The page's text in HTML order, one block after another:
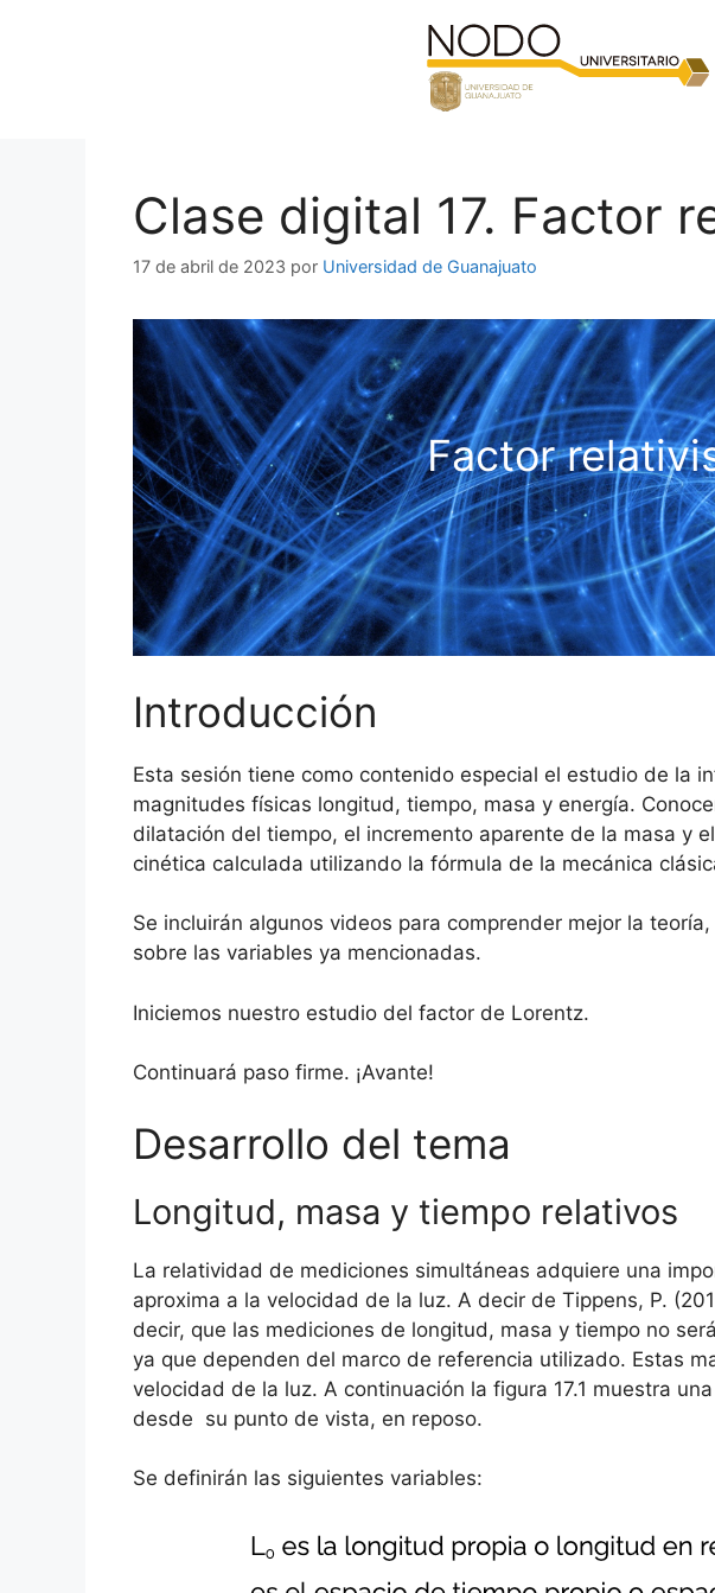
Clase digital 17. Factor
17 de abril de 2023 por Universidad de Guanajuato
Factor
Introducción
Esta sesión tiene como contenido especial el estudio de la
magnitudes físicas longitud, tiempo, masa y energía.
dilatación del tiempo, el incremento aparente de la masa y
cinética calculada utilizando la fórmula de la mecánica
Se incluirán algunos videos para comprender mejor la
sobre las variables ya mencionadas.
Iniciemos nuestro estudio del factor de Lorentz.
Continuará paso firme. ¡Avante!
Desarrollo del tema
Longitud, masa y tiempo relativos
La relatividad de mediciones simultáneas adquiere una
aproxima a la velocidad de la luz. A decir de Tippens, P.
decir, que las mediciones de longitud, masa y tiempo no
ya que dependen del marco de referencia utilizado. Estas
velocidad de la luz. A continuación la figura 17.1 muestra
desde su punto de vista, en reposo.
Se definirán las siguientes variables: